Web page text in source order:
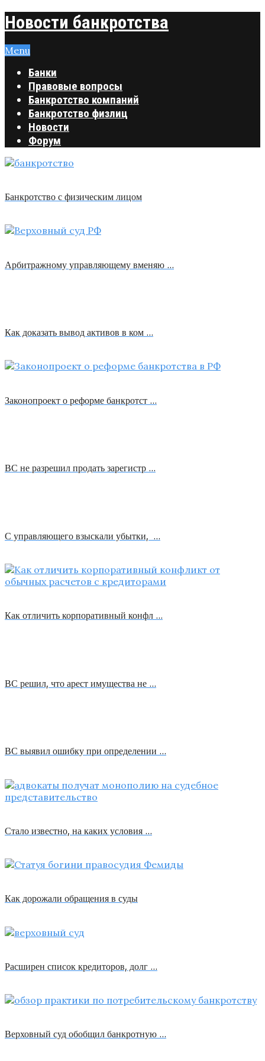
Новости банкротства
Menu
Банки
Правовые вопросы
Банкротство компаний
Банкротство физлиц
Новости
Форум
Банкротство с физическим лицом
Арбитражному управляющему вменяю …
Как доказать вывод активов в ком …
Законопроект о реформе банкротст …
ВС не разрешил продать зарегистр …
С управляющего взыскали убытки, …
Как отличить корпоративный конфл …
ВС решил, что арест имущества не …
ВС выявил ошибку при определении …
Стало известно, на каких условия …
Как дорожали обращения в суды
Расширен список кредиторов, долг …
Верховный суд обобщил банкротную …